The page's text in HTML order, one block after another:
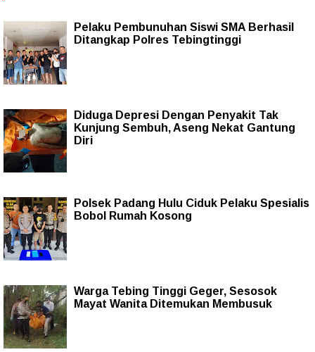
Pelaku Pembunuhan Siswi SMA Berhasil
Ditangkap Polres Tebingtinggi
Diduga Depresi Dengan Penyakit Tak
Kunjung Sembuh, Aseng Nekat Gantung
Diri
Polsek Padang Hulu Ciduk Pelaku Spesialis
Bobol Rumah Kosong
Warga Tebing Tinggi Geger, Sesosok
Mayat Wanita Ditemukan Membusuk